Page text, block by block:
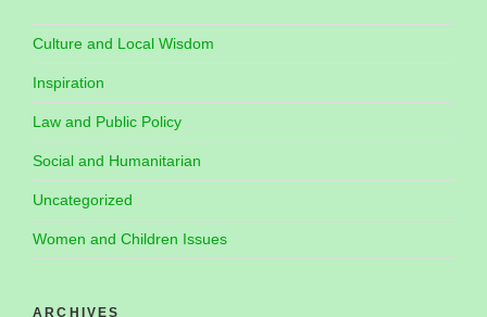
Culture and Local Wisdom
Inspiration
Law and Public Policy
Social and Humanitarian
Uncategorized
Women and Children Issues
ARCHIVES